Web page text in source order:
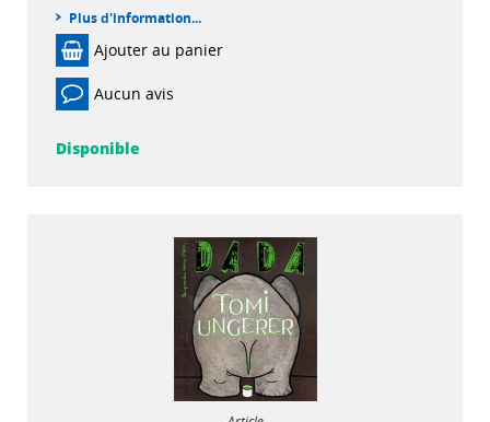
Plus d'information...
Ajouter au panier
Aucun avis
Disponible